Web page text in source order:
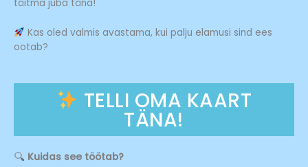
täitma juba täna!
Kas oled valmis avastama, kui palju elamusi sind ees
ootab?
TELLI OMA KAART
TÄNA!
Kuidas see töötab?